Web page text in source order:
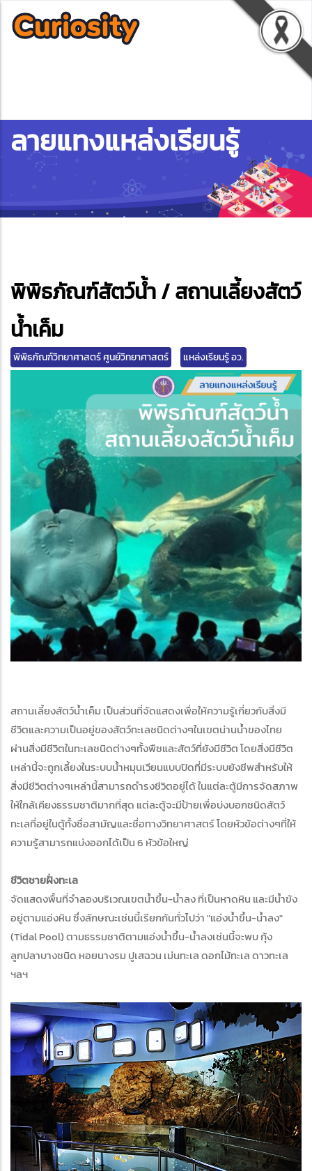
ลายแทงแหล่งเรียนรู้
พิพิธภัณฑ์สัตว์น้ำ / สถานเลี้ยงสัตว์
น้ำเค็ม
พิพิธภัณฑ์วิทยาศาสตร์ ศูนย์วิทยาศาสตร์ แหล่งเรียนรู้ อว.
สถานเลี้ยงสัตว์น้ำเค็ม เป็นส่วนที่จัดแสดงเพื่อให้ความรู้เกี่ยวกับสิ่งมี
ชีวิตและความเป็นอยู่ของสัตว์ทะเลชนิดต่างๆในเขตน่านน้ำของไทย
ผ่านสิ่งมีชีวิตในทะเลชนิดต่างๆทั้งพืชและสัตว์ที่ยังมีชีวิต โดยสิ่งมีชีวิต
เหล่านี้จะถูกเลี้ยงในระบบน้ำหมุนเวียนแบบปิดที่มีระบบยังชีพสำหรับให้
สิ่งมีชีวิตต่างๆเหล่านี้สามารถดำรงชีวิตอยู่ได้ ในแต่ละตู้มีการจัดสภาพ
ให้ใกล้เคียงธรรมชาติมากที่สุด แต่ละตู้จะมีป้ายเพื่อบ่งบอกชนิดสัตว์
ทะเลที่อยู่ในตู้ทั้งชื่อสามัญและชื่อทางวิทยาศาสตร์ โดยหัวข้อต่างๆที่ให้
ความรู้สามารถแบ่งออกได้เป็น 6 หัวข้อใหญ่
ชีวิตชายฝั่งทะเล
จัดแสดงพื้นที่จำลองบริเวณเขตน้ำขึ้น-น้ำลง ที่เป็นหาดหิน และมีน้ำขัง
อยู่ตามแอ่งหิน ซึ่งลักษณะเช่นนี้เรียกกันทั่วไปว่า "แอ่งน้ำขึ้น-น้ำลง"
(Tidal Pool) ตามธรรมชาติตามแอ่งน้ำขึ้น-น้ำลงเช่นนี้จะพบ กุ้ง
ลูกปลาบางชนิด หอยนางรม ปูเสฉวน เม่นทะเล ดอกไม้ทะเล ดาวทะเล
ฯลฯ